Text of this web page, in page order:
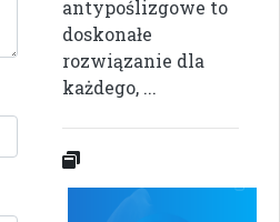
antypoślizgowe to
doskonałe
rozwiązanie dla
każdego, ...